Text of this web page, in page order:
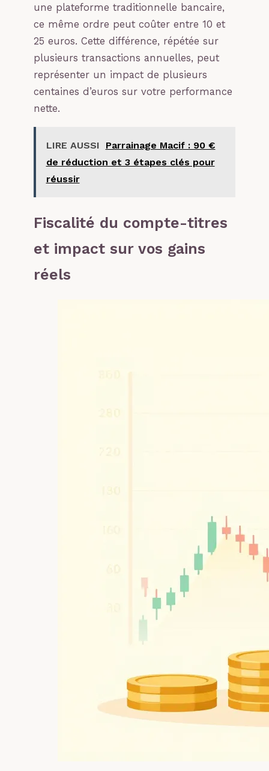
une plateforme traditionnelle bancaire,
ce même ordre peut coûter entre 10 et
25 euros. Cette différence, répétée sur
plusieurs transactions annuelles, peut
représenter un impact de plusieurs
centaines d’euros sur votre performance
nette.
LIRE AUSSI
Parrainage Macif : 90 €
de réduction et 3 étapes clés pour
réussir
Fiscalité du compte-titres
et impact sur vos gains
réels